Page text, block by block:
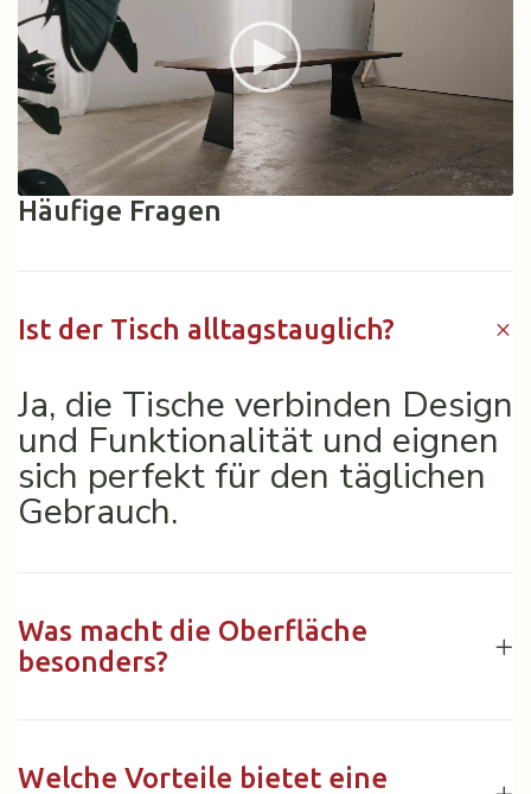
Häufige Fragen
Ist der Tisch alltagstauglich?
Ja, die Tische verbinden Design
und Funktionalität und eignen
sich perfekt für den täglichen
Gebrauch.
Was macht die Oberfläche
besonders?
Welche Vorteile bietet eine